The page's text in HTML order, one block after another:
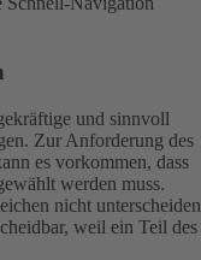
und sinnvoll
Zur Anforderung des
es vorkommen, dass
werden muss.
nicht
weil ein Teil des